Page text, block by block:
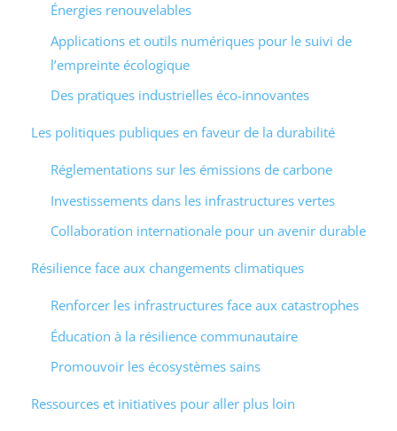
Énergies renouvelables
Applications et outils numériques pour le suivi de
l’empreinte écologique
Des pratiques industrielles éco-innovantes
Les politiques publiques en faveur de la durabilité
Réglementations sur les émissions de carbone
Investissements dans les infrastructures vertes
Collaboration internationale pour un avenir durable
Résilience face aux changements climatiques
Renforcer les infrastructures face aux catastrophes
Éducation à la résilience communautaire
Promouvoir les écosystèmes sains
Ressources et initiatives pour aller plus loin